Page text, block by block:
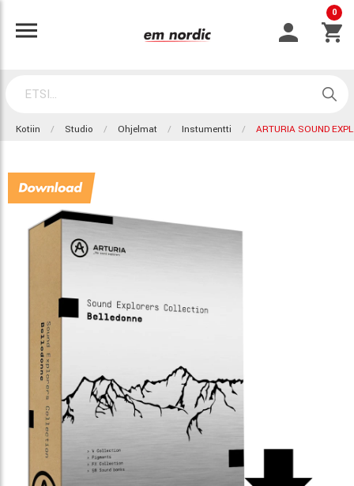
0
Kotiin Studio Ohjelmat Instumentti ARTURIA SOUND